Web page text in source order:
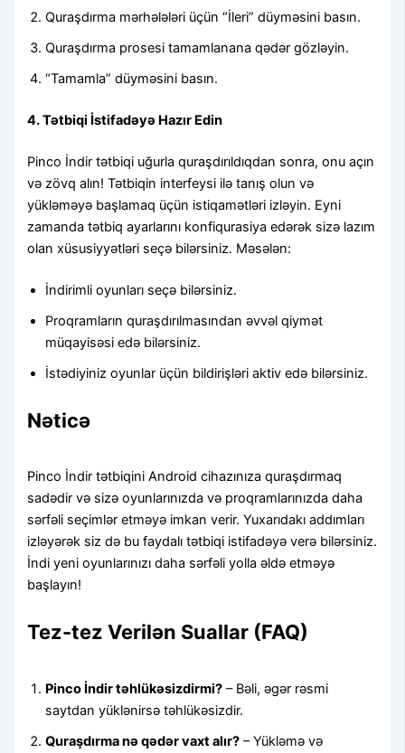
Quraşdırma mərhələləri üçün “İleri” düyməsini basın.
Quraşdırma prosesi tamamlanana qədər gözləyin.
“Tamamla” düyməsini basın.
4. Tətbiqi İstifadəyə Hazır Edin
Pinco İndir tətbiqi uğurla quraşdırıldıqdan sonra, onu açın
və zövq alın! Tətbiqin interfeysi ilə tanış olun və
yükləməyə başlamaq üçün istiqamətləri izləyin. Eyni
zamanda tətbiq ayarlarını konfiqurasiya edərək sizə lazım
olan xüsusiyyətləri seçə bilərsiniz. Məsələn:
İndirimli oyunları seçə bilərsiniz.
Proqramların quraşdırılmasından əvvəl qiymət
müqayisəsi edə bilərsiniz.
İstədiyiniz oyunlar üçün bildirişləri aktiv edə bilərsiniz.
Nəticə
Pinco İndir tətbiqini Android cihazınıza quraşdırmaq
sadədir və sizə oyunlarınızda və proqramlarınızda daha
sərfəli seçimlər etməyə imkan verir. Yuxarıdakı addımları
izləyərək siz də bu faydalı tətbiqi istifadəyə verə bilərsiniz.
İndi yeni oyunlarınızı daha sərfəli yolla əldə etməyə
başlayın!
Tez-tez Verilən Suallar (FAQ)
Pinco İndir təhlükəsizdirmi? – Bəli, əgər rəsmi
saytdan yüklənirsə təhlükəsizdir.
Quraşdırma nə qədər vaxt alır? – Yükləmə və